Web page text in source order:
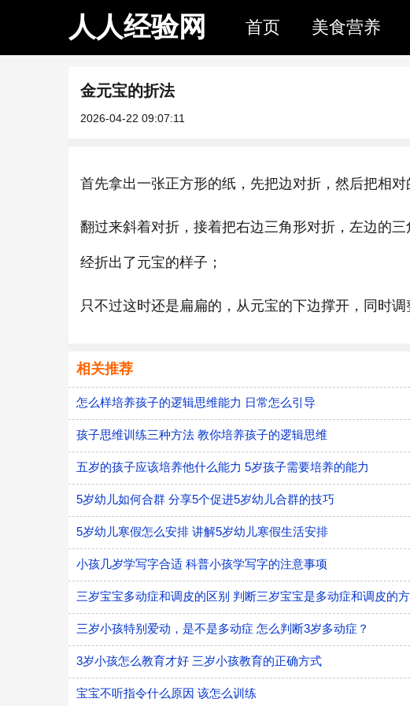
人人经验网 首页 美食营养
金元宝的折法
2026-04-22 09:07:11
首先拿出一张正方形的纸，先把边对折，然后把相对
翻过来斜着对折，接着把右边三角形对折，左边的
经折出了元宝的样子；
只不过这时还是扁扁的，从元宝的下边撑开，同时
相关推荐
怎么样培养孩子的逻辑思维能力 日常怎么引导
孩子思维训练三种方法 教你培养孩子的逻辑思维
五岁的孩子应该培养他什么能力 5岁孩子需要培养的能力
5岁幼儿如何合群 分享5个促进5岁幼儿合群的技巧
5岁幼儿寒假怎么安排 讲解5岁幼儿寒假生活安排
小孩几岁学写字合适 科普小孩学写字的注意事项
三岁宝宝多动症和调皮的区别 判断三岁宝宝是多动症和调皮的
三岁小孩特别爱动，是不是多动症 怎么判断3岁多动症？
3岁小孩怎么教育才好 三岁小孩教育的正确方式
宝宝不听指令什么原因 该怎么训练